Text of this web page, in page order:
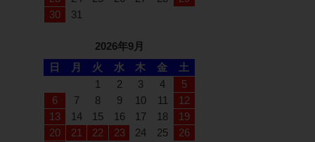
30
31
2026年9月
日
月 火 水 木 金
土
1
2 3 4
5
6
7 8 9 10 11
12
13
14 15 16 17 18
19
20
21 22 23 24 25
26